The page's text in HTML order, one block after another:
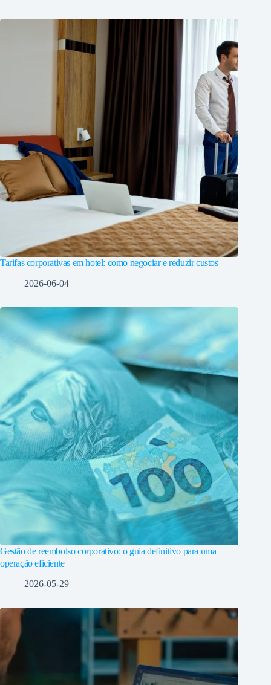
Tarifas corporativas em hotel: como negociar e reduzir custos
2026-06-04
Gestão de reembolso corporativo: o guia definitivo para uma
operação eficiente
2026-05-29